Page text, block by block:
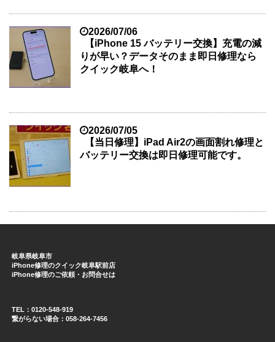
2026/07/06
【iPhone 15 バッテリー交換】充電の減
りが早い？データそのまま即日修理なら
クイック岐阜へ！
2026/07/05
【当日修理】iPad Air2の画面割れ修理と
バッテリー交換は即日修理可能です。
岐阜県岐阜市
iPhone修理のクイック岐阜駅前店
iPhone修理のご依頼・お問合せは
TEL：0120-548-919
繋がらない場合：058-264-7456